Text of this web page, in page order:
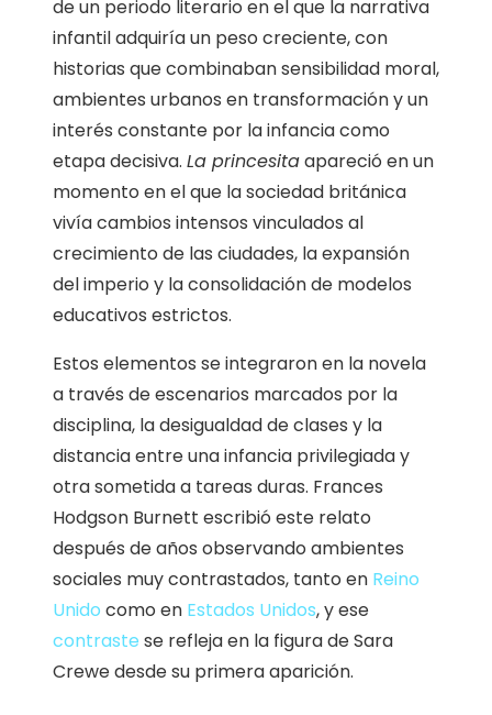
de un periodo literario en el que la narrativa
infantil adquiría un peso creciente, con
historias que combinaban sensibilidad moral,
ambientes urbanos en transformación y un
interés constante por la infancia como
etapa decisiva. La princesitaapareció en un
momento en el que la sociedad británica
vivía cambios intensos vinculados al
crecimiento de las ciudades, la expansión
del imperio y la consolidación de modelos
educativos estrictos.
Estos elementos se integraron en la novela
a través de escenarios marcados por la
disciplina, la desigualdad de clases y la
distancia entre una infancia privilegiada y
otra sometida a tareas duras. Frances
Hodgson Burnett escribió este relato
después de años observando ambientes
sociales muy contrastados, tanto en Reino
Unido como en Estados Unidos, y ese
contraste se refleja en la figura de Sara
Crewe desde su primera aparición.